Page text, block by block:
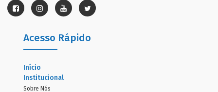
Acesso Rápido
Início
Institucional
Sobre Nós